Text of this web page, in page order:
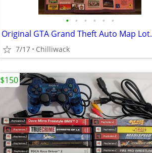
• • • • • •
Original GTA Grand Theft Auto Map Lot.
7/17 Chilliwack
$150